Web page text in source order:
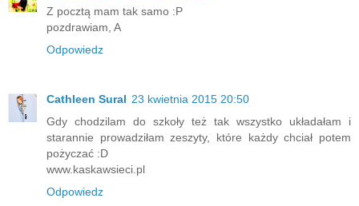
Z pocztą mam tak samo :P
pozdrawiam, A
Odpowiedz
Cathleen Sural 23 kwietnia 2015 20:50
Gdy chodzilam do szkoły też tak wszystko układałam i
starannie prowadziłam zeszyty, które każdy chciał potem
pożyczać :D
www.kaskawsieci.pl
Odpowiedz